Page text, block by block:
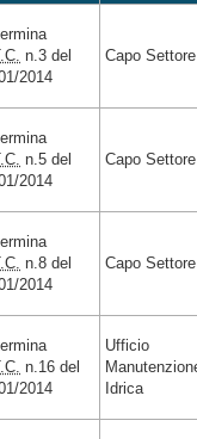
n.3 del
2014
Capo
n.5 del
2014
Capo
n.8 del
2014
Capo
n.16 del
2014
Ufficio
Idrica